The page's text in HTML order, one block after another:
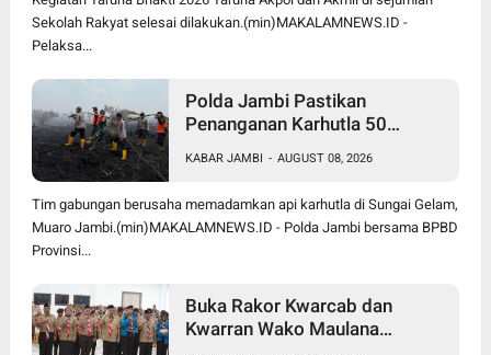
Sekolah Rakyat selesai dilakukan.(min)MAKALAMNEWS.ID -
Pelaksa...
Polda Jambi Pastikan
Penanganan Karhutla 50
KABAR JAMBI - AUGUST 08, 2026
Tim gabungan berusaha memadamkan api karhutla di Sungai Gelam,
Muaro Jambi.(min)MAKALAMNEWS.ID - Polda Jambi bersama BPBD
Provinsi...
Buka Rakor Kwarcab dan
Kwarran Wako Maulana